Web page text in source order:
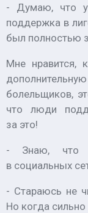
- Думаю, что
поддержка в
был полностью
Мне нравится,
болельщиков,
что люди
за это!
- Знаю, что
в социальных
- Стараюсь не
Но когда